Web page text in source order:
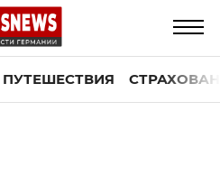
ПУТЕШЕСТВИЯ